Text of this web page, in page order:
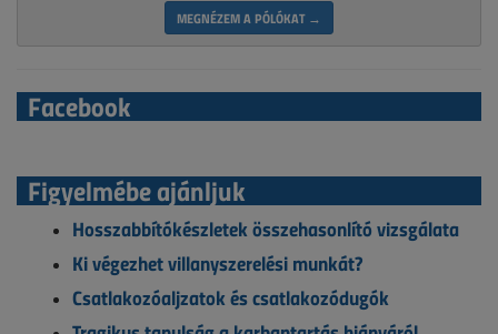
MEGNÉZEM A PÓLÓKAT →
Facebook
Figyelmébe ajánljuk
Hosszabbítókészletek összehasonlító vizsgálata
Ki végezhet villanyszerelési munkát?
Csatlakozóaljzatok és csatlakozódugók